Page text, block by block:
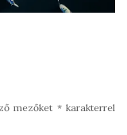
mezőket *karakterrel